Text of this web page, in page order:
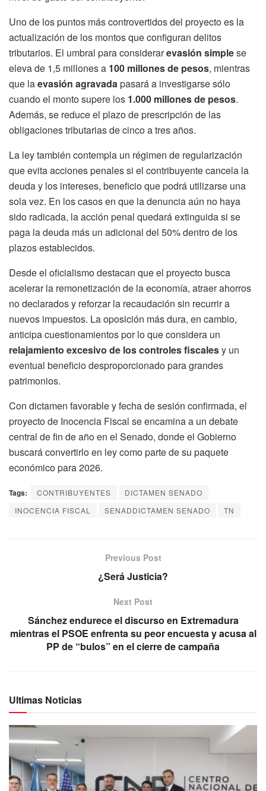
Uno de los puntos más controvertidos del proyecto es la
actualización de los montos que configuran delitos
tributarios. El umbral para considerarevasión simplese
eleva de 1,5 millones a 100 millones de pesos, mientras
que laevasión agravadapasará a investigarse sólo
cuando el monto supere los 1.000 millones de pesos.
Además, se reduce el plazo de prescripción de las
obligaciones tributarias de cinco a tres años.
La ley también contempla un régimen de regularización
que evita acciones penales si el contribuyente cancela la
deuda y los intereses, beneficio que podrá utilizarse una
sola vez. En los casos en que la denuncia aún no haya
sido radicada, la acción penal quedará extinguida si se
paga la deuda más un adicional del 50% dentro de los
plazos establecidos.
Desde el oficialismo destacan que el proyecto busca
acelerar la remonetización de la economía, atraer ahorros
no declarados y reforzar la recaudación sin recurrir a
nuevos impuestos. La oposición más dura, en cambio,
anticipa cuestionamientos por lo que considera un
relajamiento excesivo de los controles fiscalesy un
eventual beneficio desproporcionado para grandes
patrimonios.
Con dictamen favorable y fecha de sesión confirmada, el
proyecto de Inocencia Fiscal se encamina a un debate
central de fin de año en el Senado, donde el Gobierno
buscará convertirlo en ley como parte de su paquete
económico para 2026.
Tags: CONTRIBUYENTES
DICTAMEN SENADO
INOCENCIA FISCAL
SENADDICTAMEN SENADO TN
Previous Post
¿Será Justicia?
Next Post
Sánchez endurece el discurso en Extremadura
mientras el PSOE enfrenta su peor encuesta y acusa al
PP de “bulos” en el cierre de campaña
Ultimas Noticias